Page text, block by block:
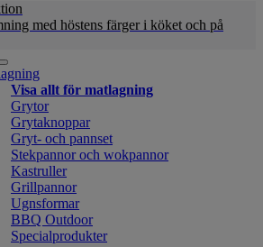
med höstens färger i köket och på
Visa allt för matlagning
Grytor
Grytaknoppar
Gryt- och pannset
Stekpannor och wokpannor
Kastruller
Grillpannor
Ugnsformar
BBQ Outdoor
Specialprodukter